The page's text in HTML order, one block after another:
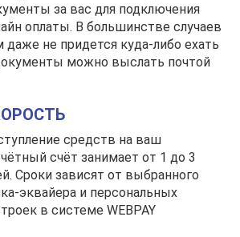
за вас для подключения
оплаты. В большинстве случаев
даже не придется куда-либо ехать
можно выслать почтой
средств на ваш
счёт занимает от 1 до 3
Сроки зависят от выбранного
эквайера и персональных
в системе WEBPAY